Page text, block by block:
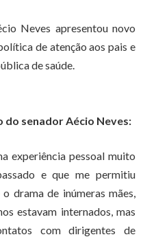
Neves apresentou novo
de atenção aos pais e
de saúde.
senador Aécio Neves:
experiência pessoal muito
e que me permitiu
drama de inúmeras mães,
estavam internados, mas
com dirigentes de